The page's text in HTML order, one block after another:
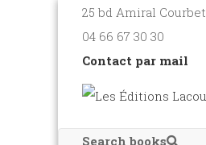
25 bd Amiral Courbet
04 66 67 30 30
Contact par mail
Search books